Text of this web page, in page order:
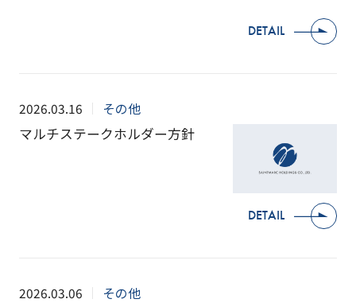
DETAIL
2026.03.16 その他
マルチステークホルダー方針
DETAIL
2026.03.06 その他